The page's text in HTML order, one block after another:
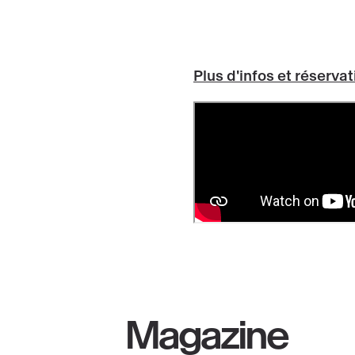
Plus d'infos et
Magazine